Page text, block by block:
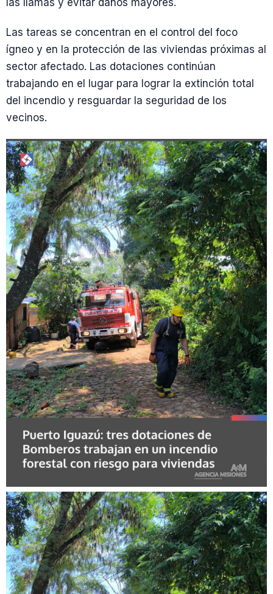
Las tareas se concentran en el control del foco
ígneo y en la protección de las viviendas próximas al
sector afectado. Las dotaciones continúan
trabajando en el lugar para lograr la extinción total
del incendio y resguardar la seguridad de los
vecinos.